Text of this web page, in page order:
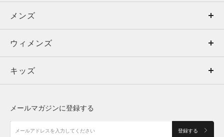
メンズ
ウィメンズ
キッズ
アクセサリー
メンズ
トップス
ボトムス
アクセサリー
ウィメンズ
トップス
シューズ
キッズ
メールマガジンに登録する
登録する